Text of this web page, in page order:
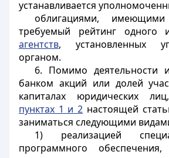
устанавливается
облигациями,
требуемый рейтинг одного
агентств, установленных
органом.
6. Помимо деятельности
банком акций или долей
капиталах юридических
пунктах 1 и 2 настоящей
заниматься следующими
1) реализацией
программного обеспечения,